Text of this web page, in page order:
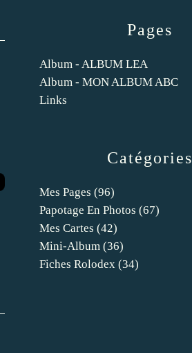
Catégories
Mes Pages (96)
Papotage En Photos (67)
Mes Cartes (42)
Mini-Album (36)
Fiches Rolodex (34)
Pages
Album - ALBUM LEA
Album - MON ALBUM ABC
Links